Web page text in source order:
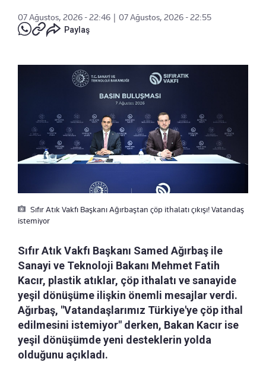
07 Ağustos, 2026 - 22:46
07 Ağustos, 2026 - 22:55
Paylaş
Sıfır Atık Vakfı Başkanı Ağırbaştan çöp ithalatı çıkışı! Vatandaş
istemiyor
Sıfır Atık Vakfı Başkanı Samed Ağırbaş ile
Sanayi ve Teknoloji Bakanı Mehmet Fatih
Kacır, plastik atıklar, çöp ithalatı ve sanayide
yeşil dönüşüme ilişkin önemli mesajlar verdi.
Ağırbaş, "Vatandaşlarımız Türkiye'ye çöp ithal
edilmesini istemiyor" derken, Bakan Kacır ise
yeşil dönüşümde yeni desteklerin yolda
olduğunu açıkladı.